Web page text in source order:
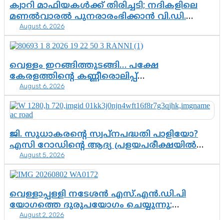
ക്വാറി മാഫിയകൾക്ക് തിരിച്ചടി; നദികളിലെ
മണൽവാരൽ പുനരാരംഭിക്കാൻ വി.ഡി.
സർക്കാർ തീരുമാനം
August 6, 2026
വെള്ളം ഇറങ്ങിത്തുടങ്ങി… പക്ഷേ
കേരളത്തിന്റെ കണ്ണീരൊലിപ്പ്
എന്നവസാനിക്കും?
August 6, 2026
ജി. സുധാകരന്റെ സ്വപ്നപദ്ധതി പാളിയോ?
എസി റോഡിന്റെ ആദ്യ പ്രളയപരീക്ഷയിൽ
ഉയരുന്നത് ഗുരുതര ചോദ്യങ്ങൾ
August 5, 2026
വെള്ളാപ്പള്ളി നടേശൻ എസ്.എൻ.ഡി.പി
യോഗത്തെ ദുരുപയോഗം ചെയ്യുന്നു;
ശ്രീനാരായണ പ്രസ്ഥാനത്തെ കാർന്നുതിന്നുന്ന
August 2, 2026